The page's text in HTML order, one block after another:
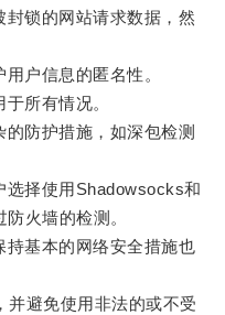
锁的网站请求数据，然
户信息的匿名性。
所有情况。
防护措施，如深包检测
择使用Shadowsocks和
火墙的检测。
基本的网络安全措施也
避免使用非法的或不受